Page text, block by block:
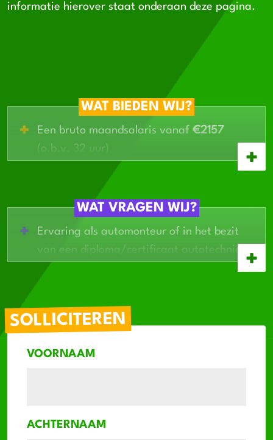
informatie hierover staat onderaan deze pagina.
WAT BIEDEN WIJ?
Een bruto maandsalaris vanaf €2157
(o.b.v. 32 uur)
Altijd weekend vrij
Klein, hecht team (even een grapje
tussendoor kan gewoon)
Moderne werkplaats vol goed gereedschap
WAT VRAGEN WIJ?
Ervaring als automonteur of in het bezit
van een diploma/certificaat autotechniek
Leergierig; nieuwe dingen oppakken vind
Je werkt graag samen in een klein team
Thuis in (de omgeving van) Dokkum
SOLLICITEREN
VOORNAAM
ACHTERNAAM